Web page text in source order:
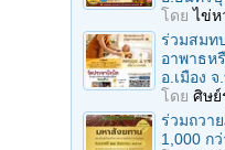
โดยไข่ห
ร่วมสมท
อาพาธห
อ.เมือง
โดย ศิษย์
ร่วมถวา
1,000 กว่